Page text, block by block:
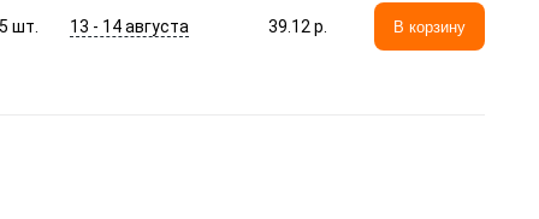
шт. 13 - 14 августа 39.12 p. В корзину